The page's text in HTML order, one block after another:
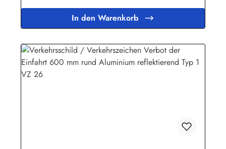
Stärke des Hart - Aluminium - Bleches beträgt 2 mm, die
Schilder sind also für die Pfostenmontage geeignet und
zeichnen sich durch erstklassige Verarbeitung und lange
Schilder- und Etikettenfabrik GmbH & Co. KGNeuer Weg 12
– 1642111 Wuppertalinfo@schilder-klar.de
In den Warenkorb